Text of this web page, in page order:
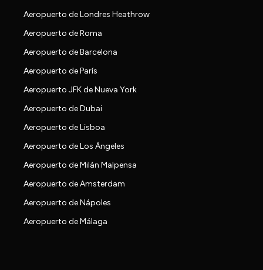
Aeropuerto de Londres Heathrow
Aeropuerto de Roma
Aeropuerto de Barcelona
Aeropuerto de París
Aeropuerto JFK de Nueva York
Aeropuerto de Dubai
Aeropuerto de Lisboa
Aeropuerto de Los Ángeles
Aeropuerto de Milán Malpensa
Aeropuerto de Amsterdam
Aeropuerto de Nápoles
Aeropuerto de Málaga